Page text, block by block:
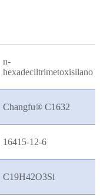
n-
hexadeciltrimetoxisilano
Changfu® C1632
16415-12-6
C19H42O3Si